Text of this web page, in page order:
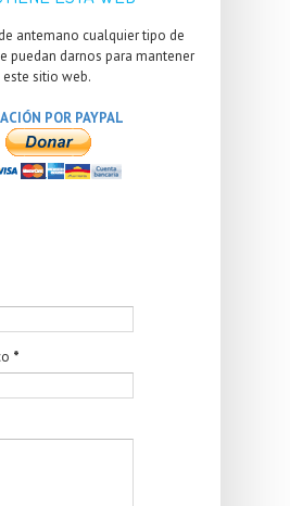
antemano cualquier tipo de
puedan darnos para mantener
este sitio web.
POR PAYPAL
*